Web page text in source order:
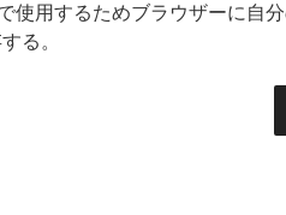
使用するためブラウザーに自
る。